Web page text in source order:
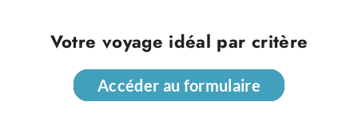
Votre voyage idéal par critère
Accéder au formulaire